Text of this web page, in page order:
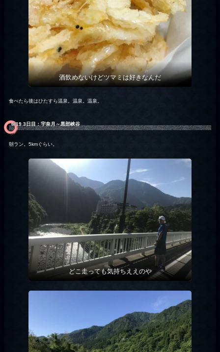
酒飲めないけどツマミは好きなんだ
食べたら後はひたすら温泉。温泉。温泉。
6/19 3日目：宇奈月～黒部峡谷
朝ラン。5kmぐらい。
どこ走っても気持ちええのや